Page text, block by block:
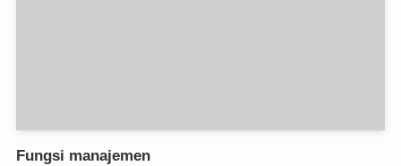
Fungsi manajemen